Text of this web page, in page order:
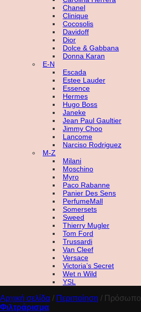
Chanel
Clinique
Cocosolis
Davidoff
Dior
Dolce & Gabbana
Donna Karan
E-N
Escada
Estee Lauder
Essence
Hermes
Hugo Boss
Janeke
Jean Paul Gaultier
Jimmy Choo
Lancome
Narciso Rodriguez
M-Z
Milani
Moschino
Myro
Paco Rabanne
Panier Des Sens
PerfumeMall
Somersets
Sweed
Thierry Mugler
Tom Ford
Trussardi
Van Cleef
Versace
Victoria’s Secret
Wet n Wild
YSL
Αρχική σελίδα / Περιποίηση / Πρόσωπο
Φιλτράρισμα